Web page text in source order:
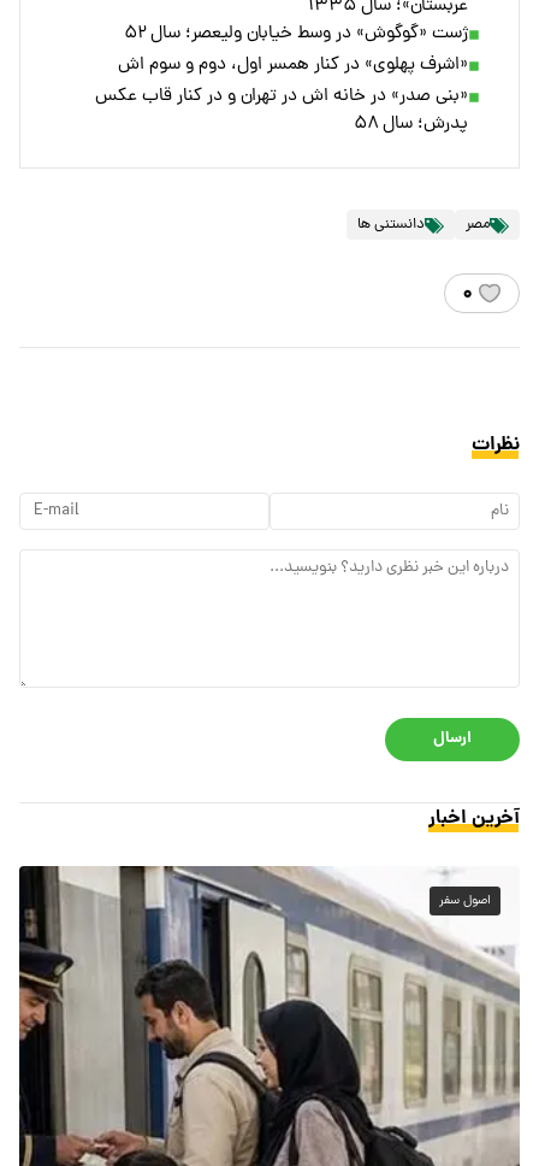
عربستان»؛ سال ۱۳۳۵
ژست «گوگوش» در وسط خیابان ولیعصر؛ سال ۵۲
«اشرف پهلوی» در کنار همسر اول، دوم و سوم اش
«بنی صدر» در خانه اش در تهران و در کنار قاب عکس
پدرش؛ سال ۵۸
مصر دانستنی ها
۰
نظرات
ارسال
آخرین اخبار
اصول سفر